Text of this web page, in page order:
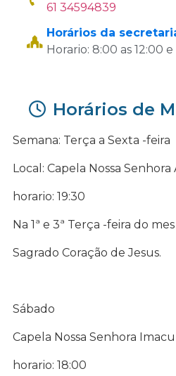
61 34594839
Horários da
Horario: 8:00 as 12:00
Horários de
Semana: Terça a Sexta -feira
Local: Capela Nossa Senhora
horario: 19:30
Na 1ª e 3ª Terça -feira do
Sagrado Coração de Jesus.
Sábado
Capela Nossa Senhora
horario: 18:00